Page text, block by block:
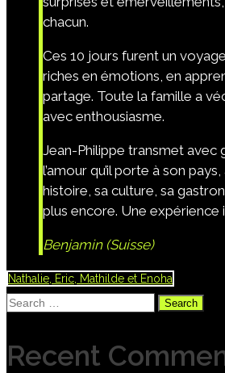
chacun.
Ces 10 jours furent un
riches en émotions, en
partage. Toute la famille a
avec enthousiasme.
Jean-Philippe transmet avec
l’amour qu’il porte à son
histoire, sa culture, sa
plus encore. Une expérience
Benjamin (Suisse)
Nathalie, Eric, Mathilde et Enoha
Search
Recent